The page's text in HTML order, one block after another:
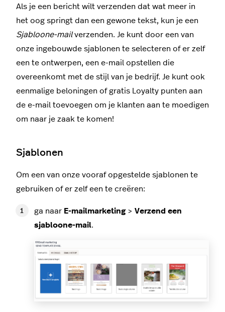
Als je een bericht wilt verzenden dat wat meer in
het oog springt dan een gewone tekst, kun je een
Sjabloone-mailverzenden. Je kunt door een van
onze ingebouwde sjablonen te selecteren of er zelf
een te ontwerpen, een e-mail opstellen die
overeenkomt met de stijl van je bedrijf. Je kunt ook
eenmalige beloningen of gratis Loyalty punten aan
de e-mail toevoegen om je klanten aan te moedigen
om naar je zaak te komen!
Sjablonen
Om een van onze vooraf opgestelde sjablonen te
gebruiken of er zelf een te creëren:
ga naar E-mailmarketing> Verzend een
sjabloone-mail.